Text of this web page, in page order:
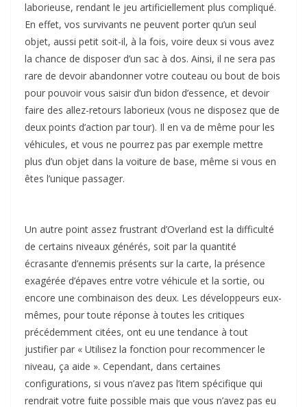
laborieuse, rendant le jeu artificiellement plus compliqué.
En effet, vos survivants ne peuvent porter qu’un seul
objet, aussi petit soit-il, à la fois, voire deux si vous avez
la chance de disposer d’un sac à dos. Ainsi, il ne sera pas
rare de devoir abandonner votre couteau ou bout de bois
pour pouvoir vous saisir d’un bidon d’essence, et devoir
faire des allez-retours laborieux (vous ne disposez que de
deux points d’action par tour). Il en va de même pour les
véhicules, et vous ne pourrez pas par exemple mettre
plus d’un objet dans la voiture de base, même si vous en
êtes l’unique passager.
Un autre point assez frustrant d’Overland est la difficulté
de certains niveaux générés, soit par la quantité
écrasante d’ennemis présents sur la carte, la présence
exagérée d’épaves entre votre véhicule et la sortie, ou
encore une combinaison des deux. Les développeurs eux-
mêmes, pour toute réponse à toutes les critiques
précédemment citées, ont eu une tendance à tout
justifier par « Utilisez la fonction pour recommencer le
niveau, ça aide ». Cependant, dans certaines
configurations, si vous n’avez pas l’item spécifique qui
rendrait votre fuite possible mais que vous n’avez pas eu